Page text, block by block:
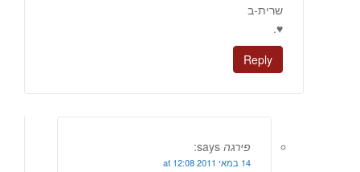
שרית-ב
♥.
Reply
פירגה says:
14 במאי 2011 at 12:08